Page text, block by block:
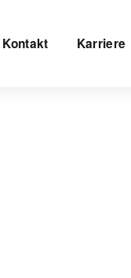
Kontakt Karriere